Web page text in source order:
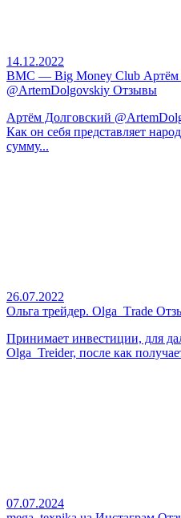
14.12.2022
BMC — Big Money Club Артём
@ArtemDolgovskiy Отзывы
Артём Долговский
Как он себя представляет
сумму...
26.07.2022
Ольга трейдер. Оlgа_Тrаdе
Принимает инвестиции, для
Olga_Treider, после как
07.07.2024